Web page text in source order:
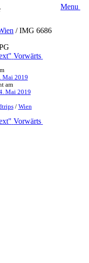
Menu
/IMG 6686
Vorwärts
Mai 2019
am
Mai 2019
/ Wien
Vorwärts